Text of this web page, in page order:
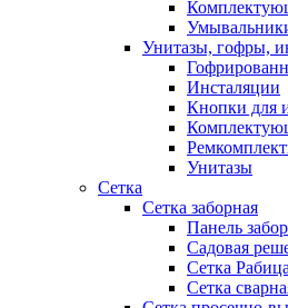
Унитазы, гофры,
Инсталяции
Кнопки для
Унитазы
Сетка
Сетка заборная
Панель
Садовая
Сетка Рабица
Сетка